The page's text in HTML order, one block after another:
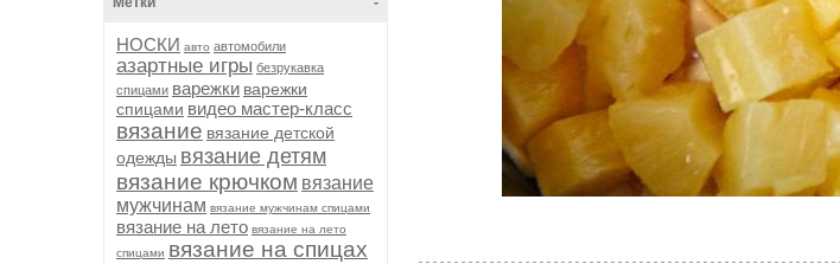
НОСКИ авто автомобили
азартные игры безрукавка
спицами варежки варежки
спицами видео мастер-класс
вязание вязание детской
одежды вязание детям
вязание крючком вязание
мужчинам вязание мужчинам спицами
вязание на лето вязание на лето
спицами вязание на спицах